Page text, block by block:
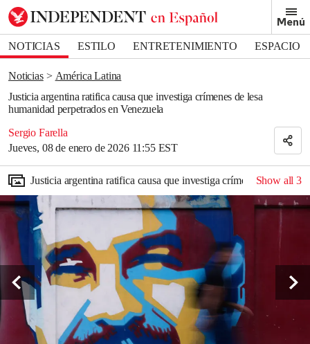
Menú
NOTICIAS ESTILO ENTRETENIMIENTO
ESPACIO
DEPORTES
Noticias
América Latina
Justicia argentina ratifica causa que investiga crímenes de lesa
humanidad perpetrados en Venezuela
Sergio Farella
Jueves, 08 de enero de 2026 11:55 EST
Bookmark popover
Removed from bookmarks
Close popover
Justicia argentina ratifica causa que investiga crímenes de lesa
Show all3